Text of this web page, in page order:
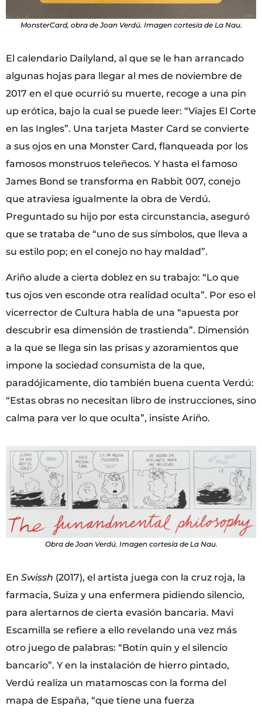
MonsterCard, obra de Joan Verdú. Imagen cortesía de La Nau.
El calendario Dailyland, al que se le han arrancado
algunas hojas para llegar al mes de noviembre de
2017 en el que ocurrió su muerte, recoge a una pin
up erótica, bajo la cual se puede leer: “Viajes El Corte
en las Ingles”. Una tarjeta Master Card se convierte
a sus ojos en una Monster Card, flanqueada por los
famosos monstruos teleñecos. Y hasta el famoso
James Bond se transforma en Rabbit 007, conejo
que atraviesa igualmente la obra de Verdú.
Preguntado su hijo por esta circunstancia, aseguró
que se trataba de “uno de sus símbolos, que lleva a
su estilo pop; en el conejo no hay maldad”.
Ariño alude a cierta doblez en su trabajo: “Lo que
tus ojos ven esconde otra realidad oculta”. Por eso el
vicerrector de Cultura habla de una “apuesta por
descubrir esa dimensión de trastienda”. Dimensión
a la que se llega sin las prisas y azoramientos que
impone la sociedad consumista de la que,
paradójicamente, dio también buena cuenta Verdú:
“Estas obras no necesitan libro de instrucciones, sino
calma para ver lo que oculta”, insiste Ariño.
Obra de Joan Verdú. Imagen cortesía de La Nau.
En Swissh (2017), el artista juega con la cruz roja, la
farmacia, Suiza y una enfermera pidiendo silencio,
para alertarnos de cierta evasión bancaria. Mavi
Escamilla se refiere a ello revelando una vez más
otro juego de palabras: “Botín quin y el silencio
bancario”. Y en la instalación de hierro pintado,
Verdú realiza un matamoscas con la forma del
mapa de España, “que tiene una fuerza